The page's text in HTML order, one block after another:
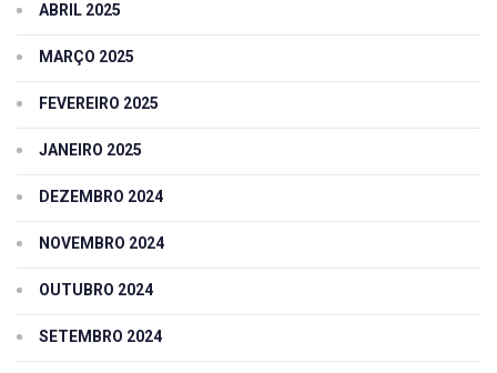
ABRIL 2025
MARÇO 2025
FEVEREIRO 2025
JANEIRO 2025
DEZEMBRO 2024
NOVEMBRO 2024
OUTUBRO 2024
SETEMBRO 2024